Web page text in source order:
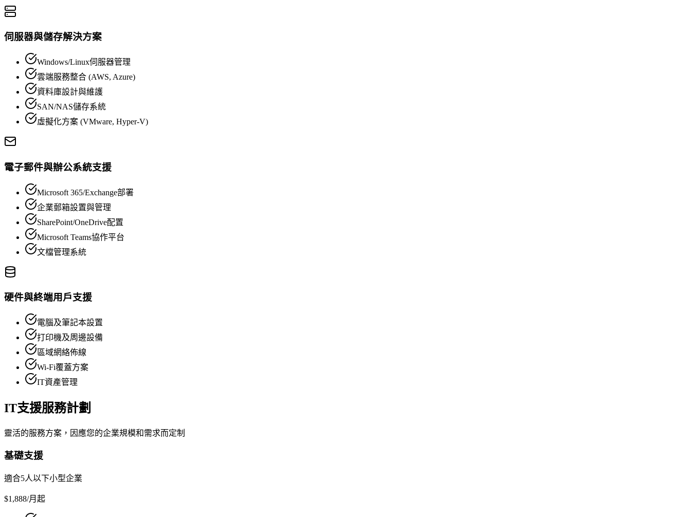
伺服器與儲存解決方案
Windows/Linux伺服器管理
雲端服務整合 (AWS, Azure)
資料庫設計與維護
SAN/NAS儲存系統
虛擬化方案 (VMware, Hyper-V)
電子郵件與辦公系統支援
Microsoft 365/Exchange部署
企業郵箱設置與管理
SharePoint/OneDrive配置
Microsoft Teams協作平台
文檔管理系統
硬件與終端用戶支援
電腦及筆記本設置
打印機及周邊設備
區域網絡佈線
Wi-Fi覆蓋方案
IT資產管理
IT支援服務計劃
靈活的服務方案，因應您的企業規模和需求而定制
基礎支援
適合5人以下小型企業
$1,888/月起